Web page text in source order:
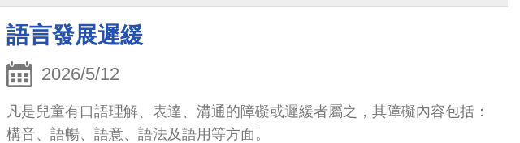
語言發展遲緩
2026/5/12
​​凡是兒童有口語理解、表達、溝通的障礙或遲緩者屬之，其障礙內容包括：
構音、語暢、語意、語法及語用等方面。